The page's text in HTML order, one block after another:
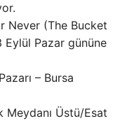
Never (The Bucket
Eylül Pazar gününe
– Bursa
Üstü/Esat